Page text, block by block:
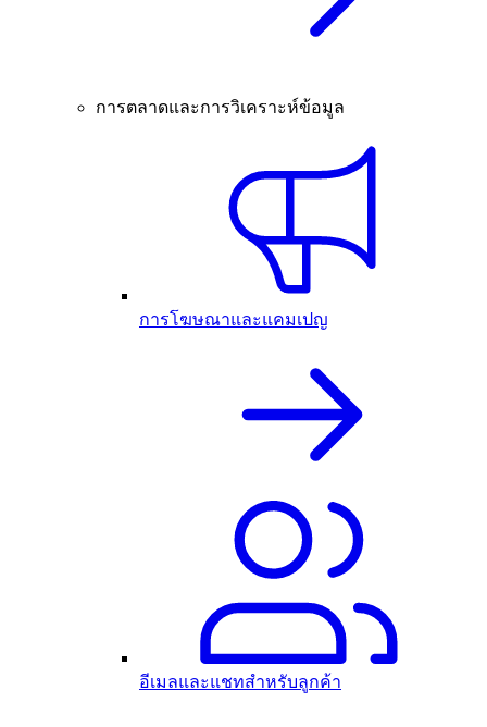
การตลาดและการวิเคราะห์ข้อมูล
การโฆษณาและแคมเปญ
อีเมลและแชทสำหรับลูกค้า